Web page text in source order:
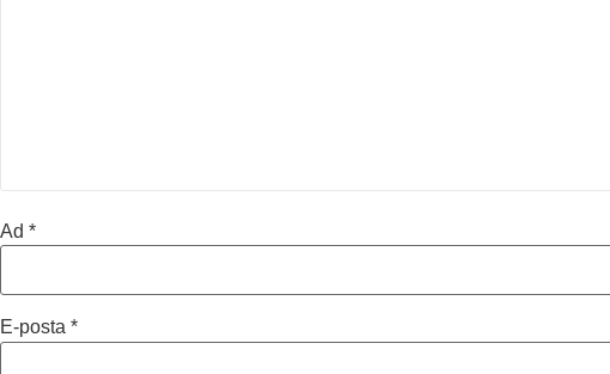
Ad *
E-posta *